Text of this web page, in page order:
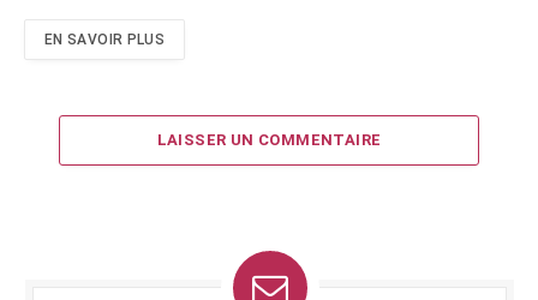
EN SAVOIR PLUS
LAISSER UN COMMENTAIRE